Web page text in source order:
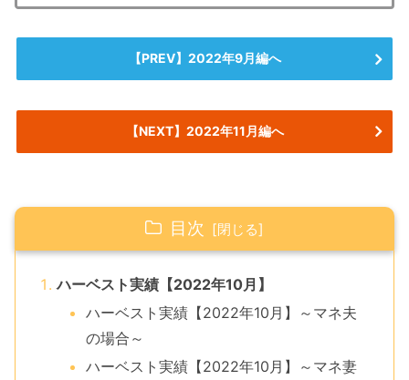
【PREV】2022年9月編へ
【NEXT】2022年11月編へ
目次
ハーベスト実績【2022年10月】
ハーベスト実績【2022年10月】～マネ夫
の場合～
ハーベスト実績【2022年10月】～マネ妻